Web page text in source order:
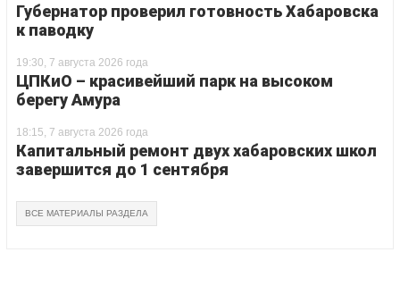
Губернатор проверил готовность Хабаровска
к паводку
19:30, 7 августа 2026 года
ЦПКиО – красивейший парк на высоком
берегу Амура
18:15, 7 августа 2026 года
Капитальный ремонт двух хабаровских школ
завершится до 1 сентября
ВСЕ МАТЕРИАЛЫ РАЗДЕЛА